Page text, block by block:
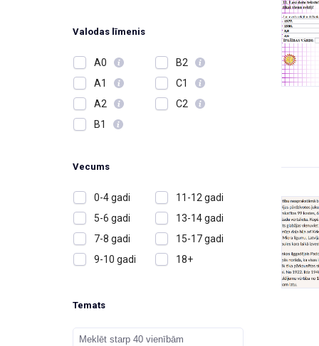
Valodas līmenis
A0
A1
A2
B1
B2
C1
C2
Vecums
0-4 gadi
5-6 gadi
7-8 gadi
9-10 gadi
11-12 gadi
13-14 gadi
15-17 gadi
18+
Temats